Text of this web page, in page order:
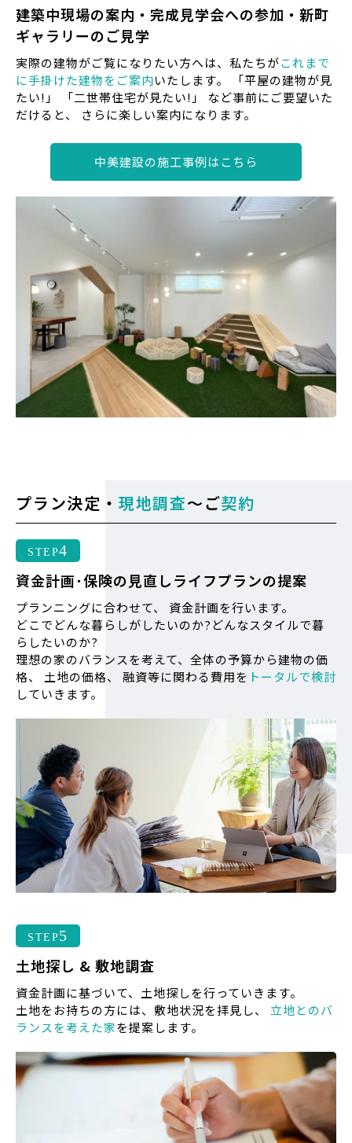
建築中現場の案内・完成見学会への参加・ 新町
ギャラリーのご見学
実際の建物がご覧になりたい方へは、私たちがこれまで
に手掛けた建物をご案内いたします。 「平屋の建物が見
たい!」 「二世帯住宅が見たい!」 など事前にご要望いた
だけると、 さらに楽しい案内になります。
中美建設の施工事例はこちら
プラン決定・ 現地調査～ご契約
STEP4
資金計画･保険の見直しライフプランの提案
プランニングに合わせて、 資金計画を行います。
どこでどんな暮らしがしたいのか?どんなスタイルで暮
らしたいのか?
理想の家のバランスを考えて、全体の予算から建物の価
格、 土地の価格、 融資等に関わる費用を トータルで検討
していきます。
STEP5
土地探し & 敷地調査
資金計画に基づいて、土地探しを行っていきます。
土地をお持ちの方には、敷地状況を拝見し、 立地とのバ
ランスを考えた家を提案します。